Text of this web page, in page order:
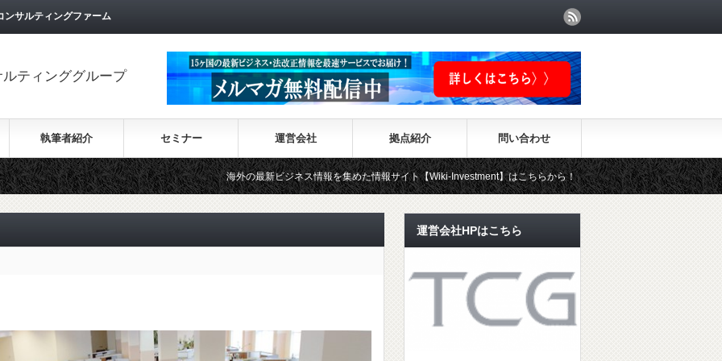
ンサルティングファーム
ティンググループ
執筆者紹介 セミナー 運営会社 拠点紹介 問い合わせ
海外の最新ビジネス情報を集めた情報サイト【Wiki-Investment】はこちらから！！
運営会社HPはこちら